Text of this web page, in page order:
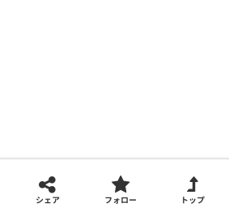
シェア フォロー トップ